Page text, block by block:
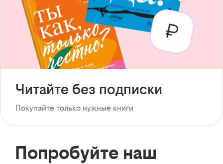
Читайте без подписки
Покупайте только нужные книги
Попробуйте наш